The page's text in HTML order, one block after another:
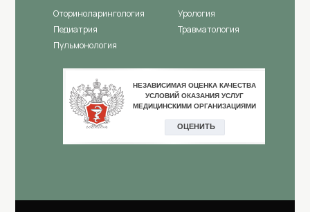
Урология
Оториноларингология
Педиатрия
Пульмонология
Травматология